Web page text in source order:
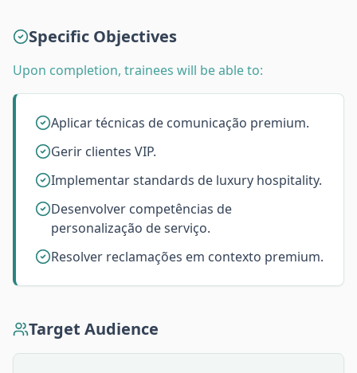
Specific Objectives
Upon completion, trainees will be able to:
Aplicar técnicas de comunicação premium.
Gerir clientes VIP.
Implementar standards de luxury hospitality.
Desenvolver competências de
personalização de serviço.
Resolver reclamações em contexto premium.
Target Audience